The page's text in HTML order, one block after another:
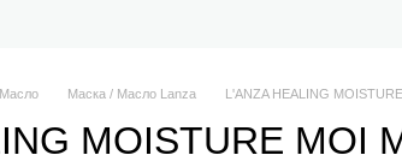
Маска / Масло Lanza L'ANZA HEALING
MOISTURE